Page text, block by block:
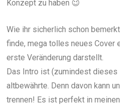
Konzept zu haben 😉
Wie ihr sicherlich schon
finde, mega tolles neues Cover
erste Veränderung darstellt.
Das Intro ist (zumindest dieses
altbewährte. Denn davon kann
trennen! Es ist perfekt in meinen